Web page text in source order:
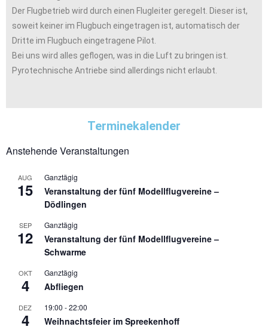
Der Flugbetrieb wird durch einen Flugleiter geregelt. Dieser ist,
soweit keiner im Flugbuch eingetragen ist, automatisch der
Dritte im Flugbuch eingetragene Pilot.
Bei uns wird alles geflogen, was in die Luft zu bringen ist.
Pyrotechnische Antriebe sind allerdings nicht erlaubt.
Terminekalender
Anstehende Veranstaltungen
AUG
15
Ganztägig
Veranstaltung der fünf Modellflugvereine –
Dödlingen
SEP
12
Ganztägig
Veranstaltung der fünf Modellflugvereine –
Schwarme
OKT
4
Ganztägig
Abfliegen
DEZ
4
19:00 -22:00
Weihnachtsfeier im Spreekenhoff